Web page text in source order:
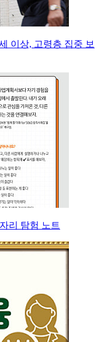
이상, 고령층 집중 보
리 탐험 노트